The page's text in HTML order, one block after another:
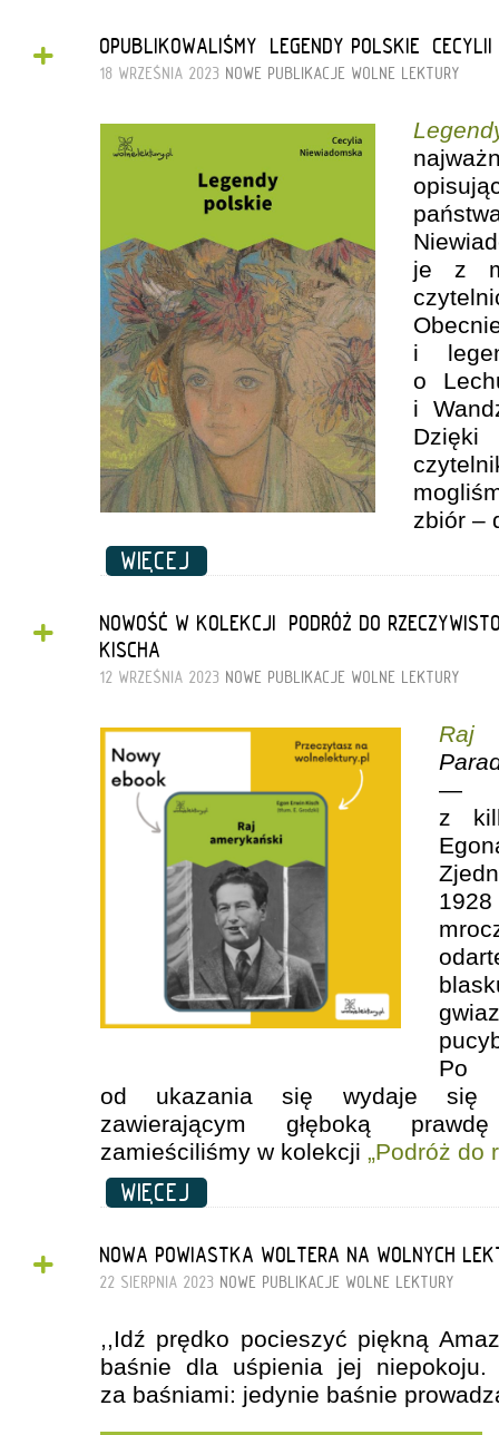
+ OPUBLIKOWALIŚMY „LEGENDY POLSKIE”
18 WRZEŚNIA 2023 NOWE PUBLIKACJE WOLNE LEKTURY
je z
i
o
i
zbiór –
WIĘCEJ
+
NOWOŚĆ W KOLEKCJI „PODRÓŻ DO
KISCHA
12 WRZEŚNIA 2023 NOWE PUBLIKACJE WOLNE LEKTURY
Raj
—
z
Po
od ukazania się wydaje się
zawierającym głęboką
zamieściliśmy w kolekcji „Podróż do
WIĘCEJ
+ NOWA POWIASTKA WOLTERA NA WOLNYCH
22 SIERPNIA 2023 NOWE PUBLIKACJE WOLNE LEKTURY
,,Idź prędko pocieszyć piękną
baśnie dla uśpienia jej niepokoju.
za baśniami: jedynie baśnie